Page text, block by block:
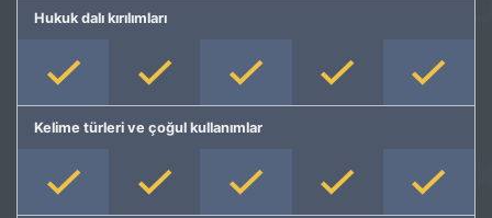
Hukuk dalı kırılımları
Kelime türleri ve çoğul kullanımlar